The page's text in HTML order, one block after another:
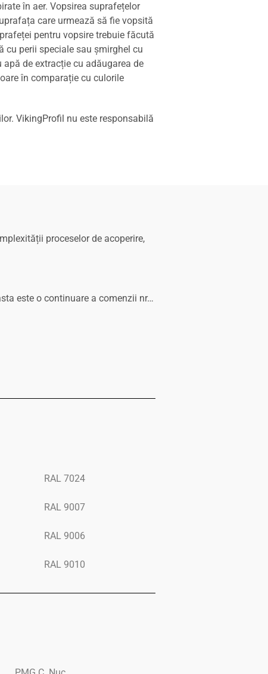
în aer. Vopsirea suprafețelor
care urmează să fie vopsită
pentru vopsire trebuie făcută
cu perii speciale sau șmirghel cu
de extracție cu adăugarea de
în comparație cu culorile
VikingProfil nu este responsabilă
proceselor de acoperire,
este o continuare a comenzii nr…
RAL 7024
RAL 9007
RAL 9006
RAL 9010